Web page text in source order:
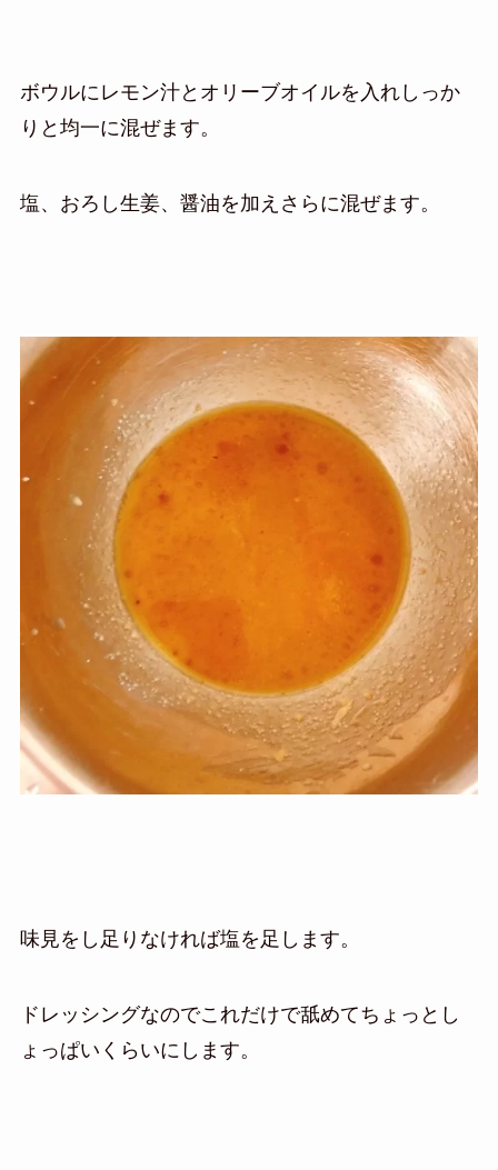
ボウルにレモン汁とオリーブオイルを入れしっか
りと均一に混ぜます。
塩、おろし生姜、醤油を加えさらに混ぜます。
味見をし足りなければ塩を足します。
ドレッシングなのでこれだけで舐めてちょっとし
ょっぱいくらいにします。